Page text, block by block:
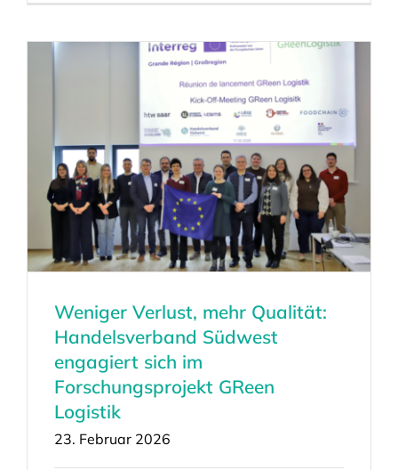
Weniger Verlust, mehr Qualität:
Handelsverband Südwest
engagiert sich im
Forschungsprojekt GReen
Logistik
23. Februar 2026